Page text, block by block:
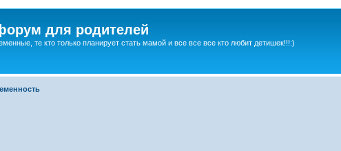
для родителей
те кто только планирует стать мамой и все все все кто любит детишек!!!:)